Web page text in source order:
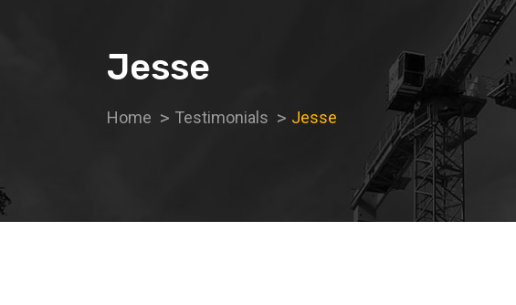
Jesse
Home Testimonials Jesse